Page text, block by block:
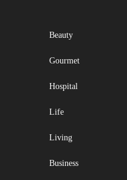
Beauty
Gourmet
Hospital
Life
Living
Business